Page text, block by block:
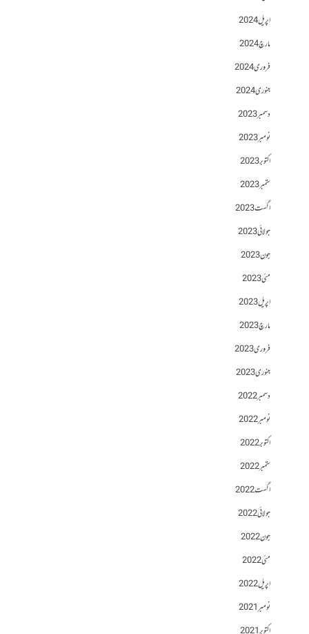
اپریل 2024
مارچ 2024
فروری 2024
جنوری 2024
دسمبر 2023
نومبر 2023
اکتوبر 2023
ستمبر 2023
اگست 2023
جولائی 2023
جون 2023
مئی 2023
اپریل 2023
مارچ 2023
فروری 2023
جنوری 2023
دسمبر 2022
نومبر 2022
اکتوبر 2022
ستمبر 2022
اگست 2022
جولائی 2022
جون 2022
مئی 2022
اپریل 2022
نومبر 2021